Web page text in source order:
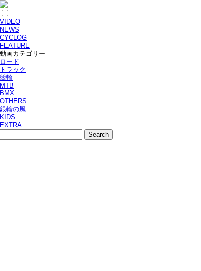
VIDEO
NEWS
CYCLOG
FEATURE
動画カテゴリー
ロード
トラック
競輪
MTB
BMX
OTHERS
銀輪の風
KIDS
EXTRA